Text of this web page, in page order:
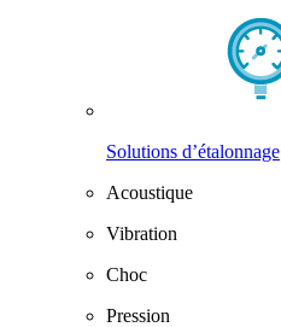
Solutions d’étalonnage
Acoustique
Vibration
Choc
Pression